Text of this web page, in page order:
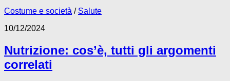
Costume e società / Salute
10/12/2024
Nutrizione: cos’è, tutti gli argomenti
correlati